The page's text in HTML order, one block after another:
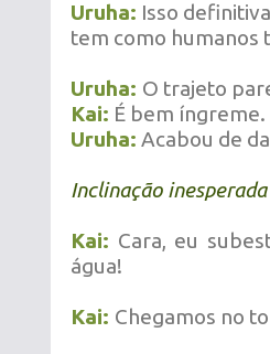
Uruha: Isso
tem como humanos
Uruha: O trajeto
Kai: É bem íngreme.
Uruha: Acabou de
Inclinação inesperada
Kai: Cara, eu
água!
Kai: Chegamos no